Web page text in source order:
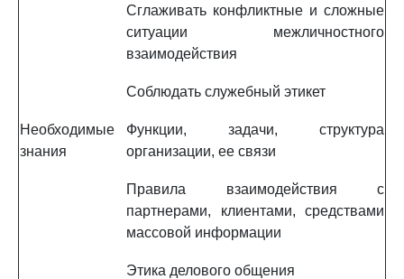
Сглаживать конфликтные и сложные
ситуации межличностного
взаимодействия
Соблюдать служебный этикет
Необходимые
знания
Функции, задачи, структура
организации, ее связи
Правила взаимодействия с
партнерами, клиентами, средствами
массовой информации
Этика делового общения